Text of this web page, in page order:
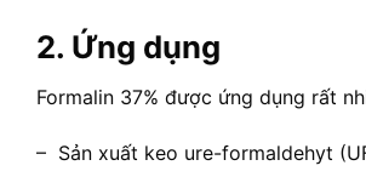
2. Ứng dụng
Formalin 37% được ứng dụng rất
– Sản xuất keo ure-formaldehyt